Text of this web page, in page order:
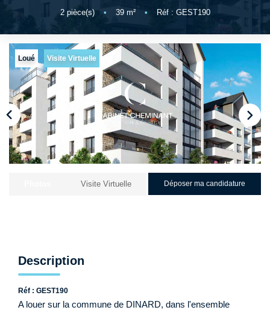
NOS AGENCES
Qui Sommes-Nous ?
Nos Biens Loués
Nos Actualités
EXTRANET
CONTACT
2pièce(s) • 39m² • Réf : GEST190
Loué Visite Virtuelle
Visite Virtuelle Déposer ma candidature
Description
Réf : GEST190
A louer sur la commune de DINARD, dans l'ensemble